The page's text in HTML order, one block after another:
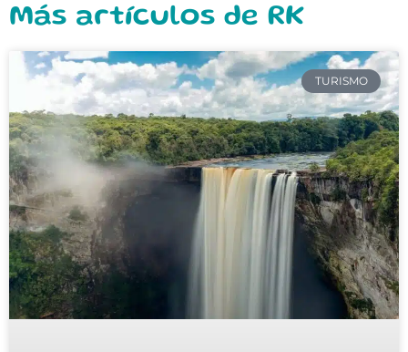
Más artículos de RK
TURISMO